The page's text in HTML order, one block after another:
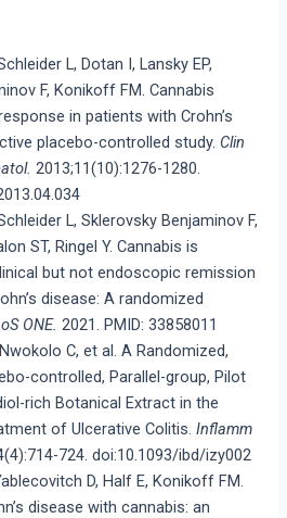
L, Dotan I, Lansky EP,
F, Konikoff FM. Cannabis
in patients with Crohn’s
placebo-controlled study. Clin
2013;11(10):1276-1280.
L, Sklerovsky Benjaminov F,
ST, Ringel Y. Cannabis is
but not endoscopic remission
disease: A randomized
ONE. 2021. PMID: 33858011
C, et al. A Randomized,
controlled, Parallel-group, Pilot
rich Botanical Extract in the
of Ulcerative Colitis.Inflamm
724. doi:10.1093/ibd/izy002
D, Half E, Konikoff FM.
disease with cannabis: an